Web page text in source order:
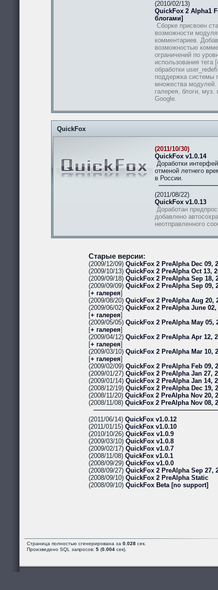
(2010/02/13)
QuickFox 2 Alpha1
блогами]
Сборке присвоен
возможности
комментариев.
возможностью
ограничений по
использования тега
обработки
поддержка системы
множества
галерея, блоги, муз.
Google.
QuickFox
(2011/10/30)
QuickFox v1.0.14
Доработки
отменой летнего
в России.
(2011/08/22)
QuickFox v1.0.13
Доработан
добавлено
неотправленного
Старые версии:
(2009/12/09) QuickFox 2 PreAlpha Dec 09,
(2009/10/13) QuickFox 2 PreAlpha Oct 13,
(2009/09/18) QuickFox 2 PreAlpha Sep 18,
(2009/09/09) QuickFox 2 PreAlpha Sep 09,
[+ галерея]
(2009/08/20) QuickFox 2 PreAlpha Aug 20,
(2009/06/02) QuickFox 2 PreAlpha June 02,
[+ галерея]
(2009/05/05) QuickFox 2 PreAlpha May 05,
[+ галерея]
(2009/04/12) QuickFox 2 PreAlpha Apr 12,
[+ галерея]
(2009/03/10) QuickFox 2 PreAlpha Mar 10,
[+ галерея]
(2009/02/09) QuickFox 2 PreAlpha Feb 09,
(2009/01/27) QuickFox 2 PreAlpha Jan 27,
(2009/01/14) QuickFox 2 PreAlpha Jan 14,
(2008/12/19) QuickFox 2 PreAlpha Dec 19,
(2008/11/20) QuickFox 2 PreAlpha Nov 20,
(2008/11/08) QuickFox 2 PreAlpha Nov 08,
(2011/06/14) QuickFox v1.0.12
(2011/01/15) QuickFox v1.0.10
(2010/10/26) QuickFox v1.0.9
(2009/03/10) QuickFox v1.0.8
(2009/02/17) QuickFox v1.0.7
(2008/11/08) QuickFox v1.0.1
(2008/09/29) QuickFox v1.0.0
(2008/09/27) QuickFox 2 PreAlpha Sep 27,
(2008/09/10) QuickFox 2 PreAlpha Static
(2008/09/10) QuickFox Beta [no support]
Страница полностью сгенерирована за 0.028 сек.
Произведено SQL запросов: 5 (0.004 сек).